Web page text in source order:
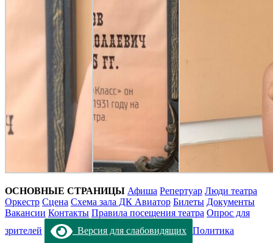
ОСНОВНЫЕ СТРАНИЦЫ Афиша Репертуар Люди театра
Оркестр Сцена Схема зала ДК Авиатор Билеты Документы
Вакансии Контакты Правила посещения театра Опрос для
зрителей
Версия для слабовидящих Политика